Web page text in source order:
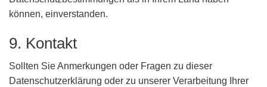
können, einverstanden.
9. Kontakt
Sollten Sie Anmerkungen oder Fragen zu dieser
Datenschutzerklärung oder zu unserer Verarbeitung Ihrer